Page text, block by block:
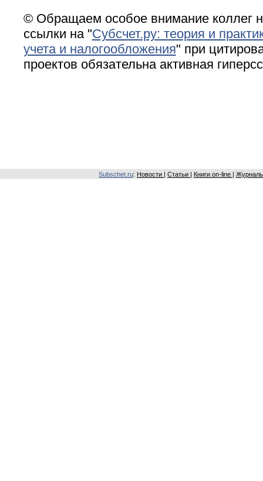
© Обращаем особое внимание коллег
ссылки на "Субсчет.ру: теория и
учета и налогообложения" при
проектов обязательна активная
Subschet.ru: Новости Статьи Книги on-line